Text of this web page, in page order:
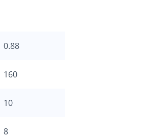
0.88
160
10
8